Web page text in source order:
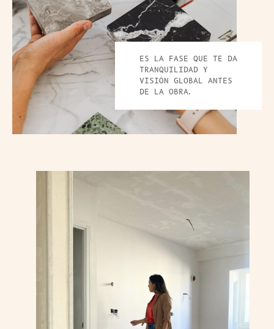
ES LA FASE QUE TE DA
TRANQUILIDAD Y
VISIÓN GLOBAL ANTES
DE LA OBRA.